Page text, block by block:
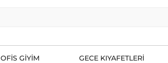
OFİS GİYİM GECE KIYAFETLERİ